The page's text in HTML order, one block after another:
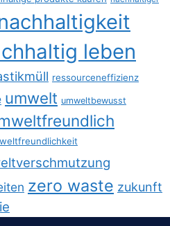
leben
ressourceneffizienz
umwelt umweltbewusst
zero waste zukunft